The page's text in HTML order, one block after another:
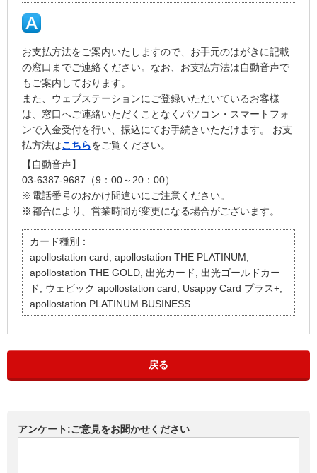
お支払方法をご案内いたしますので、お手元のはがきに記載
の窓口までご連絡ください。なお、お支払方法は自動音声で
もご案内しております。
また、ウェブステーションにご登録いただいているお客様
は、窓口へご連絡いただくことなくパソコン・スマートフォ
ンで入金受付を行い、振込にてお手続きいただけます。 お支
払方法はこちらをご覧ください。
【自動音声】
03-6387-9687（9：00～20：00）
※電話番号のおかけ間違いにご注意ください。
※都合により、営業時間が変更になる場合がございます。
カード種別：
apollostation card, apollostation THE PLATINUM,
apollostation THE GOLD, 出光カード, 出光ゴールドカー
ド, ウェビック apollostation card, Usappy Card プラス+,
apollostation PLATINUM BUSINESS
戻る
アンケート:ご意見をお聞かせください